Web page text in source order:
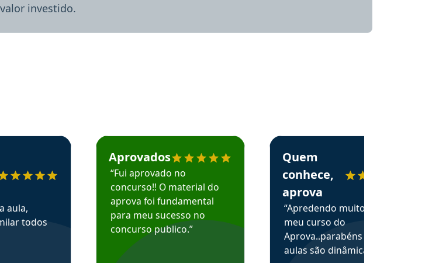
investido.
o Aprova Concursos em depoimento
aula,
todos
Estudante Mário recomenda o Aprova Concursos em depoimento
Aprovados
“Fui aprovado no
concurso!! O material do
aprova foi fundamental
para meu sucesso no
concurso publico.”
Estudante Alessandra recomenda o Aprova
Quem
conhece,
aprova
“Apredendo muito no
meu curso do
Aprova..parabéns pelas
aulas são dinâmicas e